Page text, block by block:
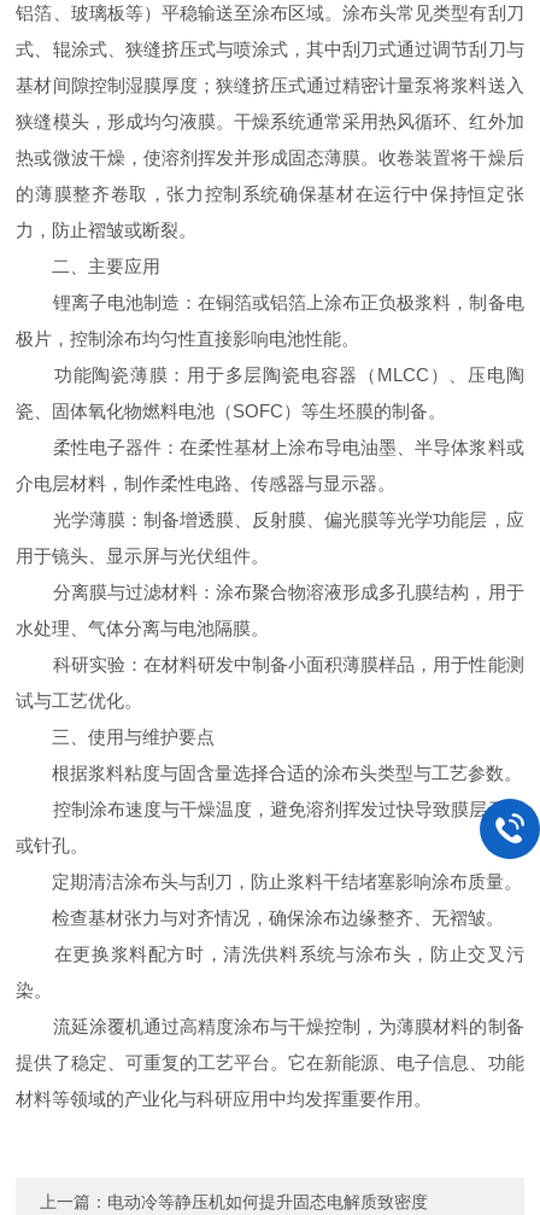
铝箔、玻璃板等）平稳输送至涂布区域。涂布头常见类型有刮刀
式、辊涂式、狭缝挤压式与喷涂式，其中刮刀式通过调节刮刀与
基材间隙控制湿膜厚度；狭缝挤压式通过精密计量泵将浆料送入
狭缝模头，形成均匀液膜。干燥系统通常采用热风循环、红外加
热或微波干燥，使溶剂挥发并形成固态薄膜。收卷装置将干燥后
的薄膜整齐卷取，张力控制系统确保基材在运行中保持恒定张
力，防止褶皱或断裂。
二、主要应用
锂离子电池制造：在铜箔或铝箔上涂布正负极浆料，制备电
极片，控制涂布均匀性直接影响电池性能。
功能陶瓷薄膜：用于多层陶瓷电容器（MLCC）、压电陶
瓷、固体氧化物燃料电池（SOFC）等生坯膜的制备。
柔性电子器件：在柔性基材上涂布导电油墨、半导体浆料或
介电层材料，制作柔性电路、传感器与显示器。
光学薄膜：制备增透膜、反射膜、偏光膜等光学功能层，应
用于镜头、显示屏与光伏组件。
分离膜与过滤材料：涂布聚合物溶液形成多孔膜结构，用于
水处理、气体分离与电池隔膜。
科研实验：在材料研发中制备小面积薄膜样品，用于性能测
试与工艺优化。
三、使用与维护要点
根据浆料粘度与固含量选择合适的涂布头类型与工艺参数。
控制涂布速度与干燥温度，避免溶剂挥发过快导致膜层开裂
或针孔。
定期清洁涂布头与刮刀，防止浆料干结堵塞影响涂布质量。
检查基材张力与对齐情况，确保涂布边缘整齐、无褶皱。
在更换浆料配方时，清洗供料系统与涂布头，防止交叉污
染。
流延涂覆机通过高精度涂布与干燥控制，为薄膜材料的制备
提供了稳定、可重复的工艺平台。它在新能源、电子信息、功能
材料等领域的产业化与科研应用中均发挥重要作用。
上一篇： 电动冷等静压机如何提升固态电解质致密度